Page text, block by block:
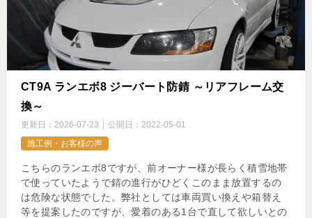
CT9A ランエボ8 ジーバート防錆 ～リアフレーム交
換～
更新日： 2026-07-23 公開日： 2022-05-01
施工例・お客様の声
こちらのランエボ8ですが、前オーナー様が長らく積雪地帯
で使っていたようで錆の進行がひどくこのまま放置するの
は危険な状態でした。弊社としては車両買い換えや箱替え
等を提案したのですが、愛着のある1台で直して欲しいとの